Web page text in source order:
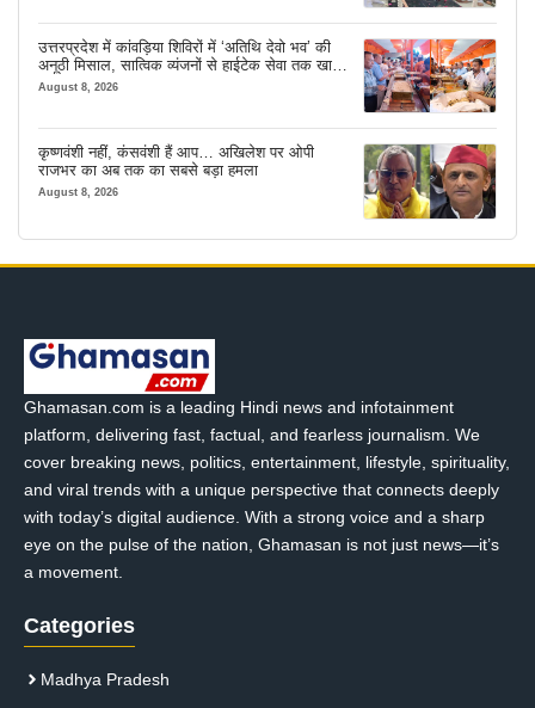
उत्तरप्रदेश में कांवड़िया शिविरों में ‘अतिथि देवो भव’ की
अनूठी मिसाल, सात्विक व्यंजनों से हाईटेक सेवा तक खास
इंतजाम
August 8, 2026
कृष्णवंशी नहीं, कंसवंशी हैं आप… अखिलेश पर ओपी
राजभर का अब तक का सबसे बड़ा हमला
August 8, 2026
Ghamasan.com is a leading Hindi news and infotainment
platform, delivering fast, factual, and fearless journalism. We
cover breaking news, politics, entertainment, lifestyle, spirituality,
and viral trends with a unique perspective that connects deeply
with today’s digital audience. With a strong voice and a sharp
eye on the pulse of the nation, Ghamasan is not just news—it’s
a movement.
Categories
Madhya Pradesh